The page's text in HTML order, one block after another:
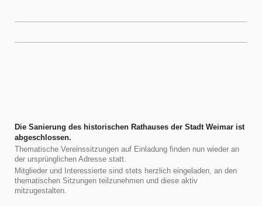
Die Sanierung des historischen Rathauses der Stadt Weimar ist
abgeschlossen.
Thematische Vereinssitzungen auf Einladung finden nun wieder an
der ursprünglichen Adresse statt.
Mitglieder und Interessierte sind stets herzlich eingeladen, an den
thematischen Sitzungen teilzunehmen und diese aktiv
mitzugestalten.